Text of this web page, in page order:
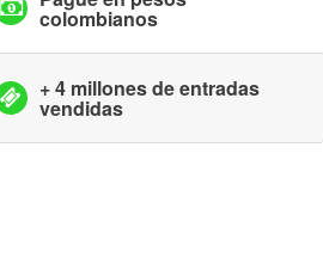
colombianos
+ 4 millones de entradas
vendidas